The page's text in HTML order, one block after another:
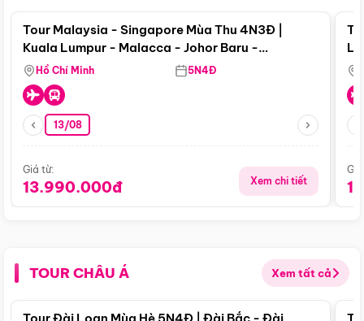
Tour Malaysia - Singapore Mùa Thu 4N3Đ |
Kuala Lumpur - Malacca - Johor Baru -
Singapore
Hồ Chí Minh 5N4Đ
13/08
Giá từ:
13.990.000đ Xem chi tiết
TOUR CHÂU Á Xem tất cả
Điểm nổi bật